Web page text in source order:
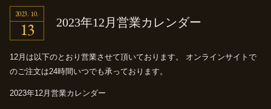
2023 10
13 2023年12月 営業カレンダー
12月は以下のとおり営業させて頂いております。
オンラインサイトで
のご注文は24時間いつでも承っております。
2023年12月営業カレンダー